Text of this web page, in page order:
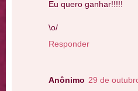
Eu quero ganhar!!!!!
\o/
Responder
Anônimo 29 de